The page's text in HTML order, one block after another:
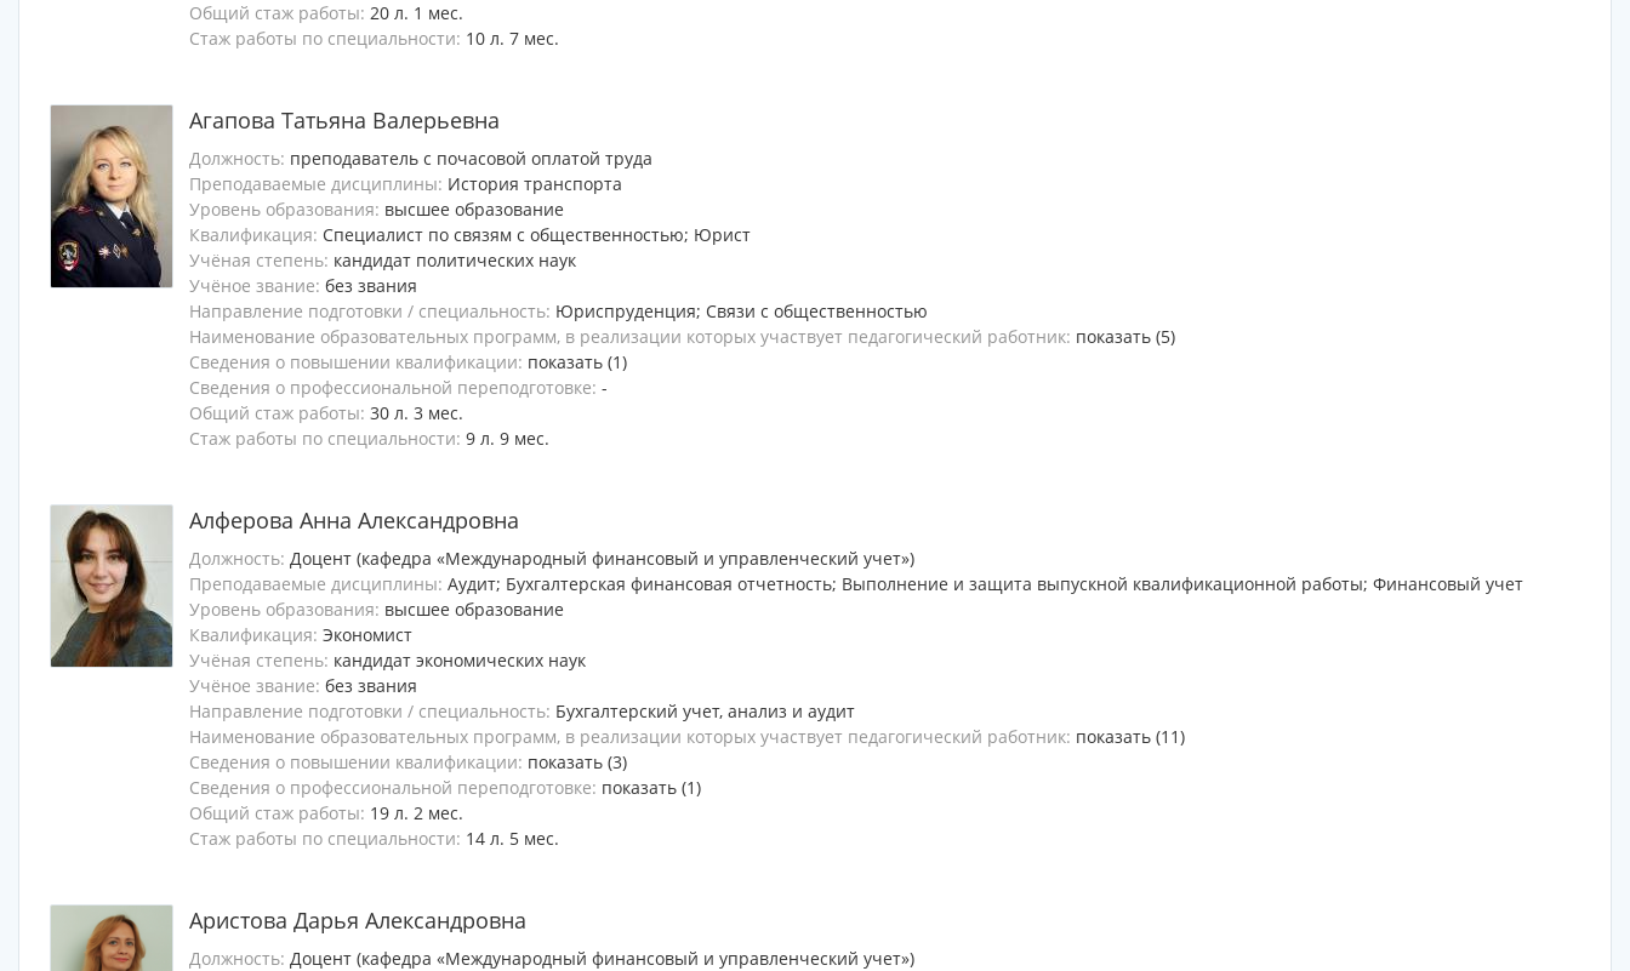
Общий стаж работы: 20 л. 1 мес.
Стаж работы по специальности: 10 л. 7 мес.
Агапова Татьяна Валерьевна
Должность: преподаватель с почасовой оплатой труда
Преподаваемые дисциплины: История транспорта
Уровень образования: высшее образование
Квалификация: Специалист по связям с общественностью; Юрист
Учёная степень: кандидат политических наук
Учёное звание: без звания
Направление подготовки / специальность: Юриспруденция; Связи с общественностью
Наименование образовательных программ, в реализации которых участвует педагогический работник: показать (5)
Сведения о повышении квалификации: показать (1)
Сведения о профессиональной переподготовке: -
Общий стаж работы: 30 л. 3 мес.
Стаж работы по специальности: 9 л. 9 мес.
Алферова Анна Александровна
Должность: Доцент (кафедра «Международный финансовый и управленческий учет»)
Преподаваемые дисциплины: Аудит; Бухгалтерская финансовая отчетность; Выполнение и защита выпускной квалификационной работы; Финансовый учет
Уровень образования: высшее образование
Квалификация: Экономист
Учёная степень: кандидат экономических наук
Учёное звание: без звания
Направление подготовки / специальность: Бухгалтерский учет, анализ и аудит
Наименование образовательных программ, в реализации которых участвует педагогический работник: показать (11)
Сведения о повышении квалификации: показать (3)
Сведения о профессиональной переподготовке: показать (1)
Общий стаж работы: 19 л. 2 мес.
Стаж работы по специальности: 14 л. 5 мес.
Аристова Дарья Александровна
Должность: Доцент (кафедра «Международный финансовый и управленческий учет»)